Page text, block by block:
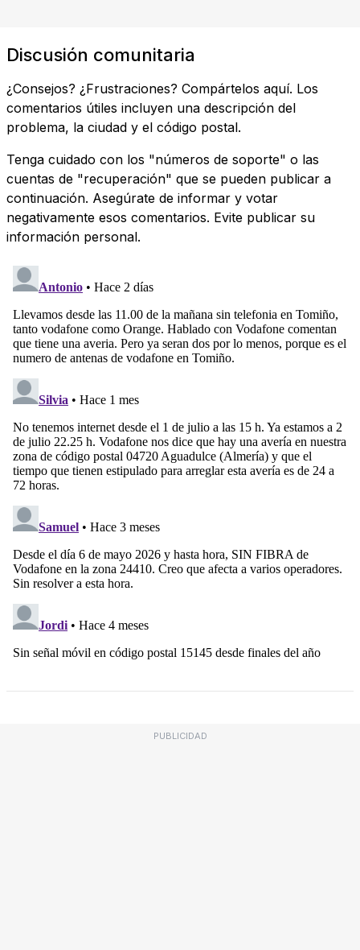
Discusión comunitaria
¿Consejos? ¿Frustraciones? Compártelos aquí. Los
comentarios útiles incluyen una descripción del
problema, la ciudad y el código postal.
Tenga cuidado con los "números de soporte" o las
cuentas de "recuperación" que se pueden publicar a
continuación. Asegúrate de informar y votar
negativamente esos comentarios. Evite publicar su
información personal.
PUBLICIDAD